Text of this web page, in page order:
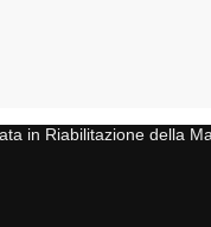
in Riabilitazione della